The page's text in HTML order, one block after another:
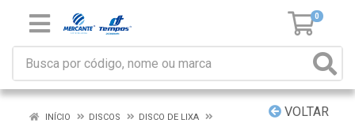
0
VOLTAR
INÍCIO DISCOS
DISCO DE LIXA